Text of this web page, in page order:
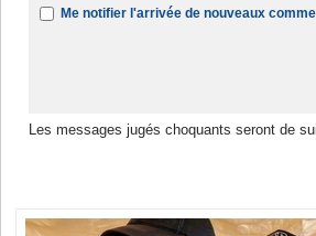
Me notifier l'arrivée de nouveaux
Les messages jugés choquants seront de